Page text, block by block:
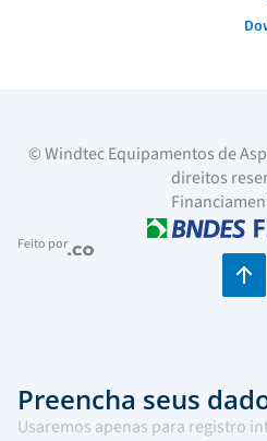
© Windtec Equipamentos de
direitos
Feito por
Preencha seus
Usaremos apenas para registro